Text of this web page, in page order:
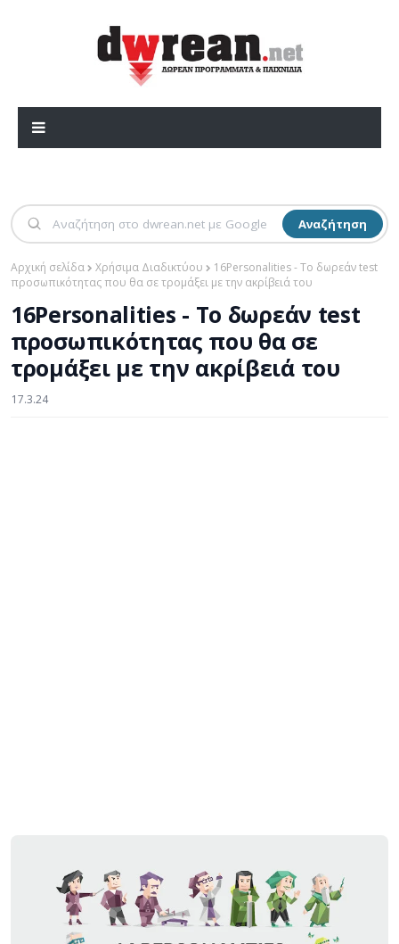
Αναζήτηση
Αρχική σελίδα Χρήσιμα Διαδικτύου
16Personalities - Το δωρεάν test
προσωπικότητας που θα σε τρομάξει με την ακρίβειά του
16Personalities - Το δωρεάν test
προσωπικότητας που θα σε
τρομάξει με την ακρίβειά του
17.3.24